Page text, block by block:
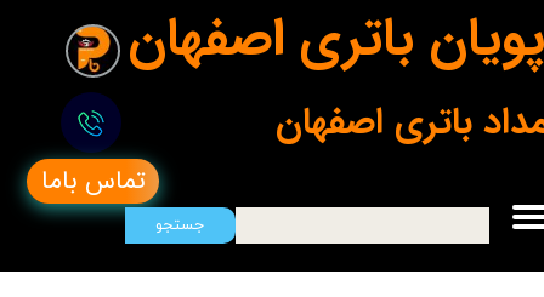
پویان باتری اصفهان
تماس باما
جستجو
باتری اصفهان